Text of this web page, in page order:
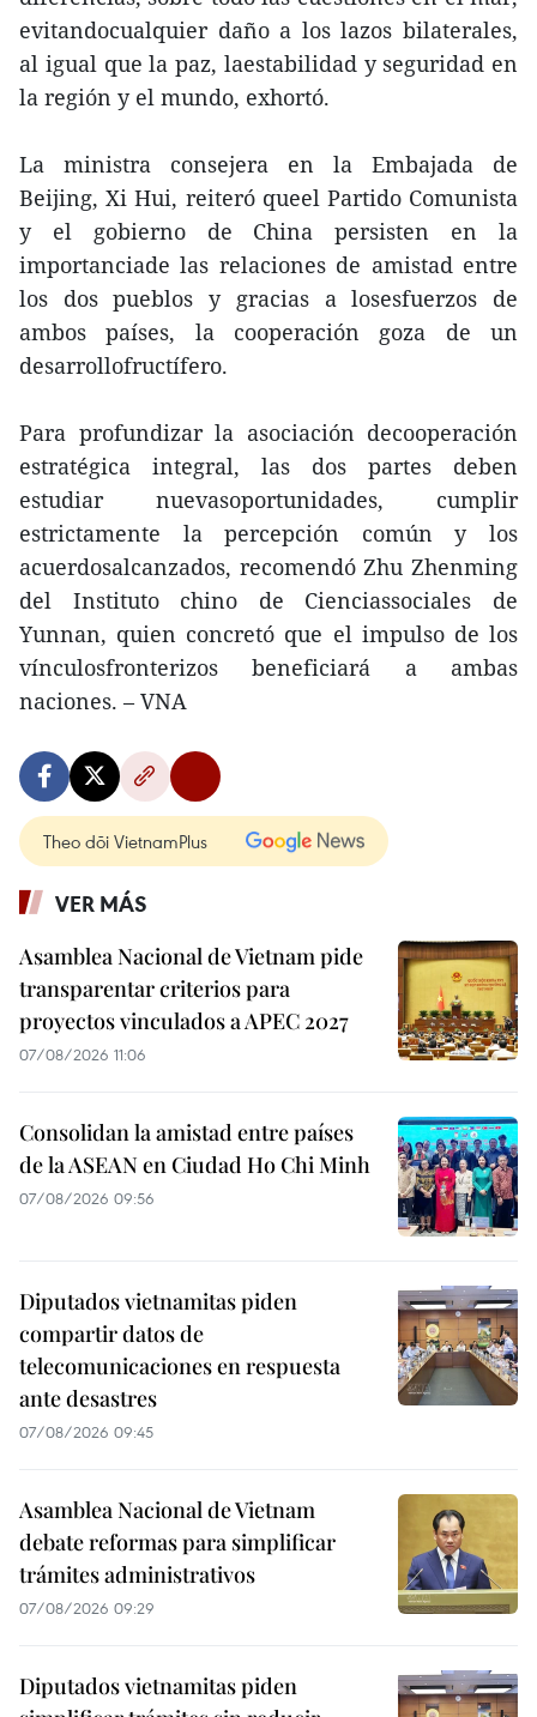
evitandocualquier daño a los lazos bilaterales,
al igual que la paz, laestabilidad y seguridad en
la región y el mundo, exhortó.
La ministra consejera en la Embajada de
Beijing, Xi Hui, reiteró queel Partido Comunista
y el gobierno de China persisten en la
importanciade las relaciones de amistad entre
los dos pueblos y gracias a losesfuerzos de
ambos países, la cooperación goza de un
desarrollofructífero.
Para profundizar la asociación decooperación
estratégica integral, las dos partes deben
estudiar nuevasoportunidades, cumplir
estrictamente la percepción común y los
acuerdosalcanzados, recomendó Zhu Zhenming
del Instituto chino de Cienciassociales de
Yunnan, quien concretó que el impulso de los
vínculosfronterizos beneficiará a ambas
naciones. – VNA
Theo dõi VietnamPlus
VER MÁS
Asamblea Nacional de Vietnam pide
transparentar criterios para
proyectos vinculados a APEC 2027
07/08/2026 11:06
Consolidan la amistad entre países
de la ASEAN en Ciudad Ho Chi Minh
07/08/2026 09:56
Diputados vietnamitas piden
compartir datos de
telecomunicaciones en respuesta
ante desastres
07/08/2026 09:45
Asamblea Nacional de Vietnam
debate reformas para simplificar
trámites administrativos
07/08/2026 09:29
Diputados vietnamitas piden